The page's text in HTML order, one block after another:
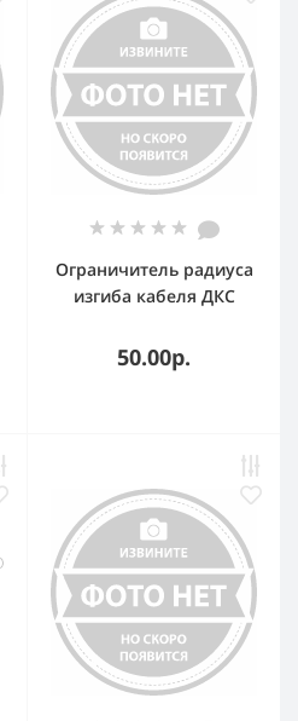
Ограничитель радиуса
изгиба кабеля ДКС
50.00р.